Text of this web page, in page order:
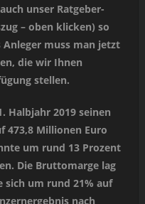
unser Ratgeber-
– oben klicken) so
muss man jetzt
die wir Ihnen
stellen.
Halbjahr 2019 seinen
473,8 Millionen Euro
um rund 13 Prozent
Die Bruttomarge lag
sich um rund 21% auf
nach